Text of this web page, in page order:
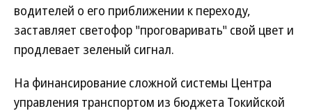
водителей о его приближении к переходу,
заставляет светофор "проговаривать" свой цвет и
продлевает зеленый сигнал.
На финансирование сложной системы Центра
управления транспортом из бюджета Токийской